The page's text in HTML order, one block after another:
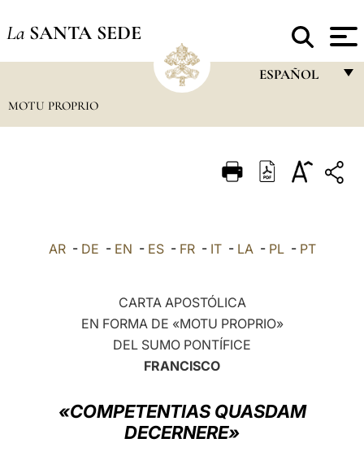
La SANTA SEDE
ESPAÑOL
ITALIANO
العربيّة
MOTU PROPRIO
AR- DE - EN - ES- FR- IT- LA- PL- PT
CARTA APOSTÓLICA
EN FORMA DE «MOTU PROPRIO»
DEL SUMO PONTÍFICE
FRANCISCO
«COMPETENTIAS QUASDAM
DECERNERE»